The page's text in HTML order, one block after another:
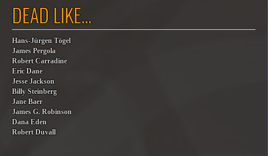
DEAD LIKE…
Hans-Jürgen Tögel
James Pergola
Robert Carradine
Eric Dane
Jesse Jackson
Billy Steinberg
Jane Baer
James G. Robinson
Dana Eden
Robert Duvall